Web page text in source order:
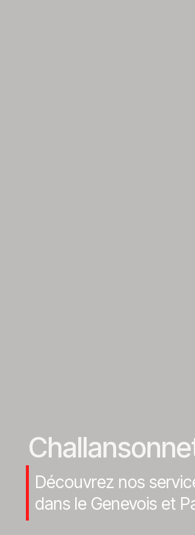
Découvrez nos
dans le Genevois et